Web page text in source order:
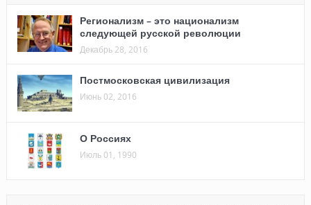
Регионализм – это национализм
следующей русской революции
Декабрь 28, 2016
Постмосковская цивилизация
Июнь 02, 2016
О Россиях
Июль 01, 1990